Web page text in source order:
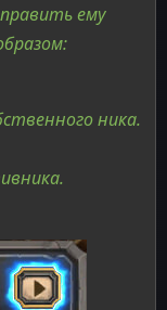
ему
ника.